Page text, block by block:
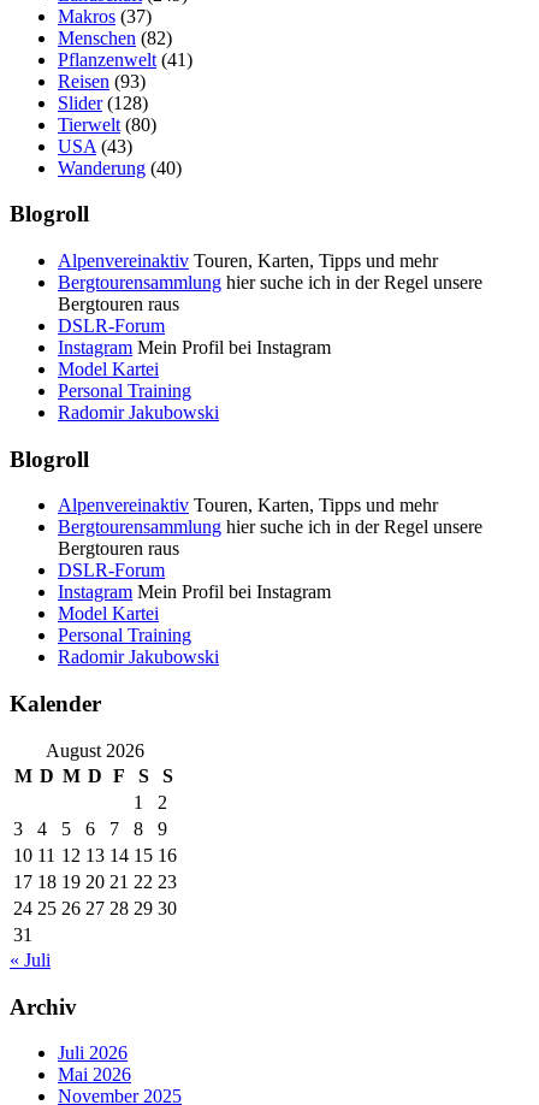
Makros (37)
Menschen (82)
Pflanzenwelt (41)
Reisen (93)
Slider(128)
Tierwelt (80)
USA (43)
Wanderung (40)
Blogroll
Alpenvereinaktiv Touren, Karten, Tipps und mehr
Bergtourensammlung hier suche ich in der Regel unsere
Bergtouren raus
DSLR-Forum
Instagram Mein Profil bei Instagram
Model Kartei
Personal Training
Radomir Jakubowski
Blogroll
Alpenvereinaktiv Touren, Karten, Tipps und mehr
Bergtourensammlung hier suche ich in der Regel unsere
Bergtouren raus
DSLR-Forum
Instagram Mein Profil bei Instagram
Model Kartei
Personal Training
Radomir Jakubowski
Kalender
August 2026
M D M D F S
S
1
2
3
4 5 6 7 8
9
10 11 12 13 14 15 16
17 18 19 20 21 22 23
24 25 26 27 28 29 30
31
« Juli
Archiv
Juli 2026
Mai 2026
November 2025